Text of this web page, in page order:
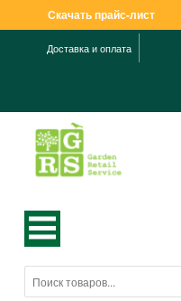
Скачать прайс-лист
Доставка и оплата